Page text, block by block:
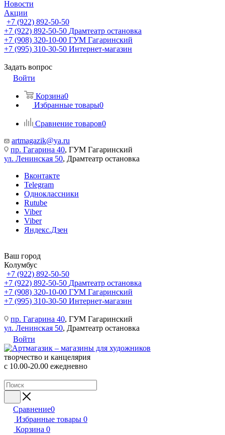
Новости
Акции
+7 (922) 892-50-50
+7 (922) 892-50-50 Драмтеатр остановка
+7 (908) 320-10-00 ГУМ Гагаринский
+7 (995) 310-30-50 Интернет-магазин
Задать вопрос
Войти
Корзина0
Избранные товары0
Сравнение товаров0
artmagazik@ya.ru
пр. Гагарина 40, ГУМ Гагаринский
ул. Ленинская 50, Драмтеатр остановка
Вконтакте
Telegram
Одноклассники
Rutube
Viber
Viber
Яндекс.Дзен
Ваш город
Колумбус
+7 (922) 892-50-50
+7 (922) 892-50-50 Драмтеатр остановка
+7 (908) 320-10-00 ГУМ Гагаринский
+7 (995) 310-30-50 Интернет-магазин
пр. Гагарина 40, ГУМ Гагаринский
ул. Ленинская 50, Драмтеатр остановка
Войти
творчество и канцелярия
с 10.00-20.00 ежедневно
Сравнение0
Избранные товары 0
Корзина 0